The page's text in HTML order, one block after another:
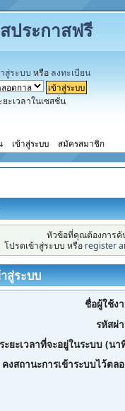
ประกาสฟรี
าสู่ระบบ หรือ ลงทะเบียน
ะเวลาในเซสชั่น
เข้าสู่ระบบ สมัครสมาชิก
หัวข้อที่คุณต้องการค้
โปรดเข้าสู่ระบบ หรือ register
สู่ระบบ
ชื่อผู้ใช้ง
รหัสผ่
ระยะเวลาที่จะอยู่ในระบบ (นา
คงสถานะการเข้าระบบไว้ตล